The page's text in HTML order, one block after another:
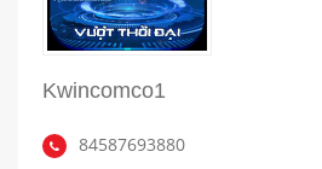
Kwincomco1
84587693880